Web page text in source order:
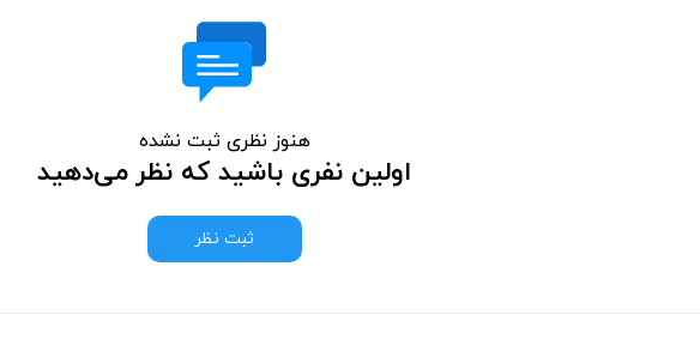
هنوز نظری ثبت نشده
اولین نفری باشید که نظر می‌دهید
ثبت نظر